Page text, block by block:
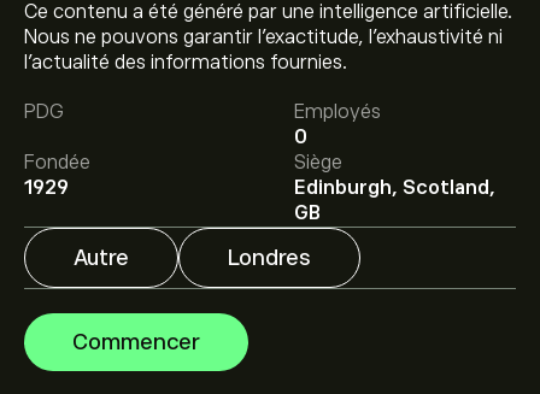
Ce contenu a été généré par une intelligence artificielle.
Nous ne pouvons garantir l’exactitude, l’exhaustivité ni
l’actualité des informations fournies.
PDG
Employés
0
Fondée
1929
Siège
Edinburgh, Scotland,
GB
Autre Londres
Commencer
Le prix actuel de l'action MNKS.L est de 1,620.00‎p‎.
Le prix cible moyen pour l'action Monks Investment
Trust PLC est de 1,620.00‎p‎.
Inscrivez-voussur eToro
pour obtenir des prévisions détaillées des analystes et
les prix cibles.
Les analystes offrent des prévisions pour l'action
Monks Investment Trust PLC en se basant sur les
tendances du marché, les rapports financiers et la
croissance anticipée. Découvrez les dernières prévisions
pour les mouvements de prix futurs.